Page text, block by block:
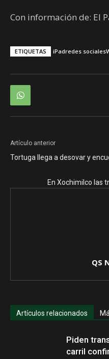
Con información de: El
ETIQUETAS iPadredes sociales
Artículo anterior
Tortuga llega a desovar y
En Xochimilco las
QS
Artículos relacionados
Piden
carril